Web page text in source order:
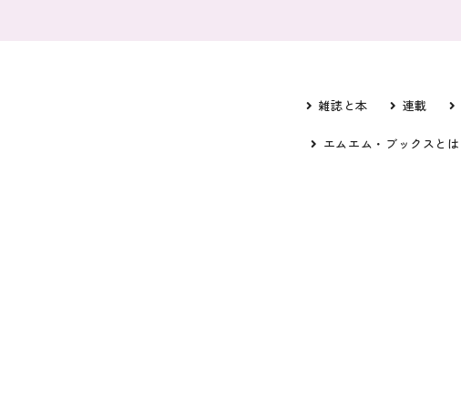
雑誌と本 連載
エムエム・ブックスとは